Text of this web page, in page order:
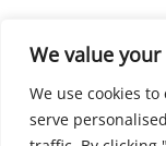
We value
We use cookies
serve